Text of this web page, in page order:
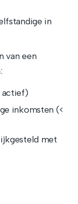
in
van een
actief)
inkomsten (<
met